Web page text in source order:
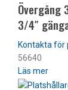
Övergång
3/4″
56640
Läs mer